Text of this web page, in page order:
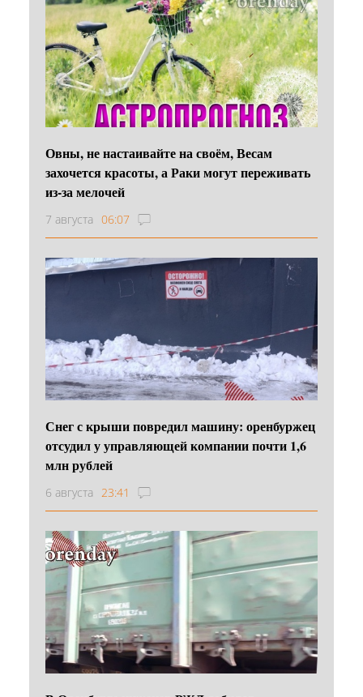
Овны, не настаивайте на своём, Весам
захочется красоты, а Раки могут переживать
из-за мелочей
7 августа 06:07
Снег с крыши повредил машину: оренбуржец
отсудил у управляющей компании почти 1,6
млн рублей
6 августа 23:41